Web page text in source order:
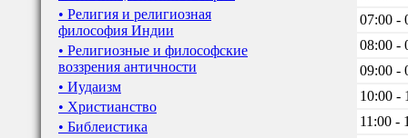
• Религия и религиозная
философия Индии
• Религиозные и философские
воззрения античности
• Иудаизм
• Христианство
• Библеистика
07:00 -
08:00 -
09:00 -
10:00 -
11:00 -